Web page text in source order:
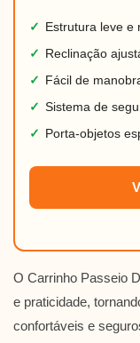
✓
Estrutura leve e
✓
Reclinação
✓
Fácil de
✓ Sistema de
✓
Porta-objetos
O Carrinho Passeio
e praticidade,
confortáveis e